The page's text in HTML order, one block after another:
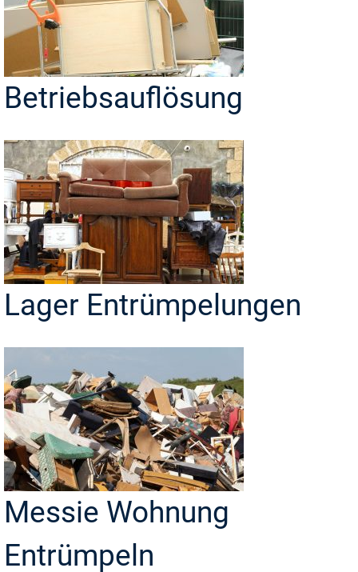
Betriebsauflösung
Lager Entrümpelungen
Messie Wohnung
Entrümpeln